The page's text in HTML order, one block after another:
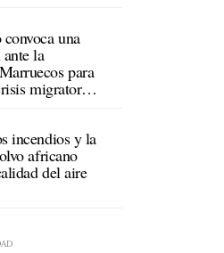
una
la
para
migratoria
incendios y la
africano
del aire